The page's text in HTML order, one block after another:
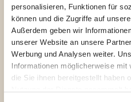
personalisieren, Funktionen für
können und die Zugriffe auf
Außerdem geben wir
unserer Website an unsere
Werbung und Analysen weiter.
Informationen möglicherweise mit
die Sie ihnen bereitgestellt haben